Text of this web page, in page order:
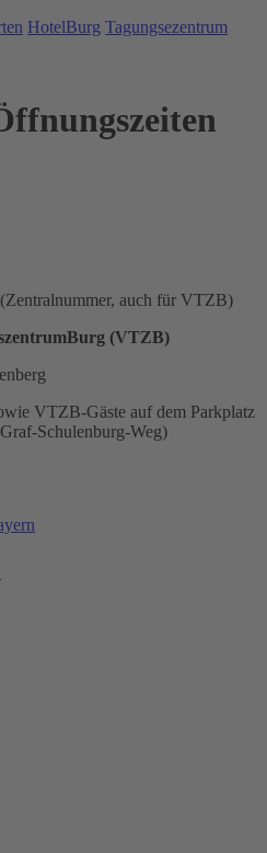
HotelBurg Tagungsezentrum
auch für VTZB)
(VTZB)
VTZB-Gäste auf dem Parkplatz
Schulenburg-Weg)